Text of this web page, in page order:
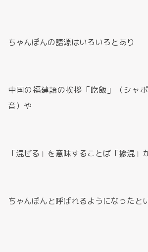
ちゃんぽんの語源はいろいろとあり
中国の福建語の挨拶「吃飯」（シャ
音）や
「混ぜる」を意味することば「掺混」
ちゃんぽんと呼ばれるようになったと